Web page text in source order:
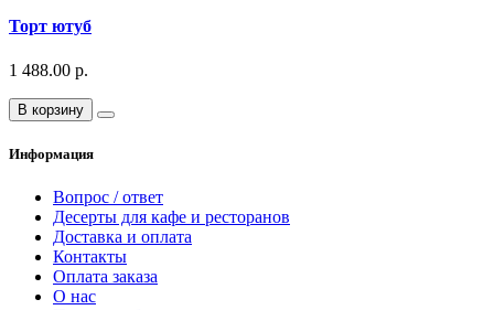
Торт ютуб
1 488.00 р.
В корзину
Информация
Вопрос / ответ
Десерты для кафе и ресторанов
Доставка и оплата
Контакты
Оплата заказа
О нас